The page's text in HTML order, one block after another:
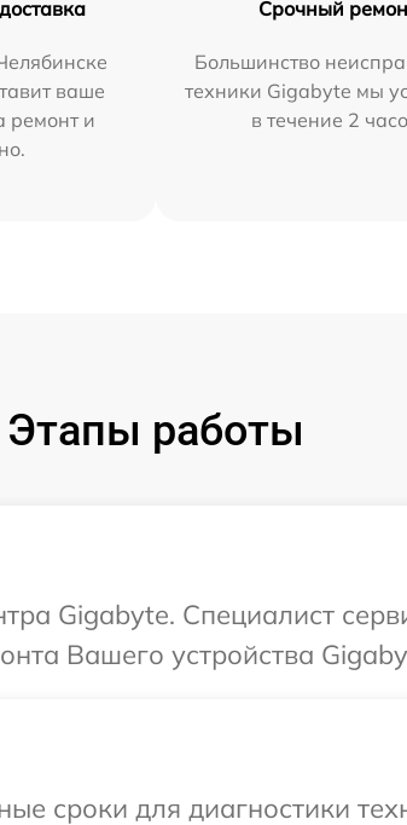
ваше
ремонт и
Срочный
Большинство
техники Gigabyte мы
в течение 2
Этапы работы
Gigabyte. Специалист
Вашего устройства
сроки для диагностики